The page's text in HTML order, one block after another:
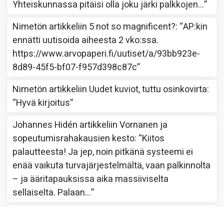
Yhteiskunnassa pitäisi olla joku järki palkkojen…”
Nimetön artikkeliin 5 not so magnificent?: “AP:kin
ennätti uutisoida aiheesta 2 vko:ssa.
https://www.arvopaperi.fi/uutiset/a/93bb923e-
8d89-45f5-bf07-f957d398c87c”
Nimetön artikkeliin Uudet kuviot, tuttu osinkovirta:
“Hyvä kirjoitus”
Johannes Hidén artikkeliinVornanen ja
sopeutumisrahakausien kesto: “Kiitos
palautteesta! Ja jep, noin pitkänä systeemi ei
enää vaikuta turvajärjestelmältä, vaan palkinnolta
– ja ääritapauksissa aika massiiviselta
sellaiselta. Palaan…”